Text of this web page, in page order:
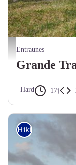
Lac de la Roche Trouée,
Entraunes
Grande
Hard 17j
Hiking